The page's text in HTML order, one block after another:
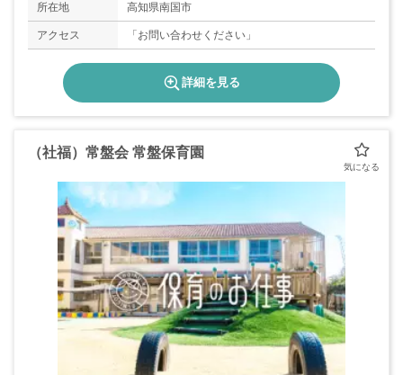
所在地 高知県南国市
アクセス 「お問い合わせください」
詳細を見る
（社福）常盤会 常盤保育園